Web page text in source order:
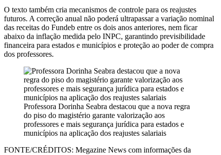
O texto também cria mecanismos de controle para os reajustes
futuros. A correção anual não poderá ultrapassar a variação nominal
das receitas do Fundeb entre os dois anos anteriores, nem ficar
abaixo da inflação medida pelo INPC, garantindo previsibilidade
financeira para estados e municípios e proteção ao poder de compra
dos professores.
Professora Dorinha Seabra destacou que a nova regra
do piso do magistério garante valorização aos
professores e mais segurança jurídica para estados e
municípios na aplicação dos reajustes salariais
FONTE/CRÉDITOS: Megazine News com informações da